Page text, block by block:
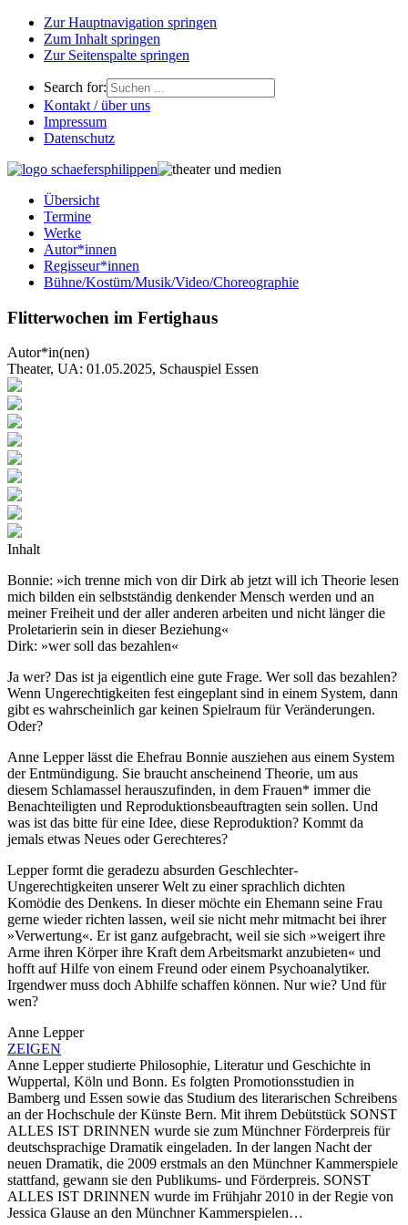
Zur Hauptnavigation springen
Zum Inhalt springen
Zur Seitenspalte springen
Search for:
Kontakt / über uns
Impressum
Datenschutz
Übersicht
Termine
Werke
Autor*innen
Regisseur*innen
Bühne/Kostüm/Musik/Video/Choreographie
Flitterwochen im Fertighaus
Autor*in(nen)
Theater, UA: 01.05.2025, Schauspiel Essen
Inhalt
Bonnie: »ich trenne mich von dir Dirk ab jetzt will ich Theorie lesen
mich bilden ein selbstständig denkender Mensch werden und an
meiner Freiheit und der aller anderen arbeiten und nicht länger die
Proletarierin sein in dieser Beziehung«
Dirk: »wer soll das bezahlen«
Ja wer? Das ist ja eigentlich eine gute Frage. Wer soll das bezahlen?
Wenn Ungerechtigkeiten fest eingeplant sind in einem System, dann
gibt es wahrscheinlich gar keinen Spielraum für Veränderungen.
Oder?
Anne Lepper lässt die Ehefrau Bonnie ausziehen aus einem System
der Entmündigung. Sie braucht anscheinend Theorie, um aus
diesem Schlamassel herauszufinden, in dem Frauen* immer die
Benachteiligten und Reproduktionsbeauftragten sein sollen. Und
was ist das bitte für eine Idee, diese Reproduktion? Kommt da
jemals etwas Neues oder Gerechteres?
Lepper formt die geradezu absurden Geschlechter-
Ungerechtigkeiten unserer Welt zu einer sprachlich dichten
Komödie des Denkens. In dieser möchte ein Ehemann seine Frau
gerne wieder richten lassen, weil sie nicht mehr mitmacht bei ihrer
»Verwertung«. Er ist ganz aufgebracht, weil sie sich »weigert ihre
Arme ihren Körper ihre Kraft dem Arbeitsmarkt anzubieten« und
hofft auf Hilfe von einem Freund oder einem Psychoanalytiker.
Irgendwer muss doch Abhilfe schaffen können. Nur wie? Und für
wen?
Anne Lepper
ZEIGEN
Anne Lepper studierte Philosophie, Literatur und Geschichte in
Wuppertal, Köln und Bonn. Es folgten Promotionsstudien in
Bamberg und Essen sowie das Studium des literarischen Schreibens
an der Hochschule der Künste Bern. Mit ihrem Debütstück SONST
ALLES IST DRINNEN wurde sie zum Münchner Förderpreis für
deutschsprachige Dramatik eingeladen. In der langen Nacht der
neuen Dramatik, die 2009 erstmals an den Münchner Kammerspiele
stattfand, gewann sie den Publikums- und Förderpreis. SONST
ALLES IST DRINNEN wurde im Frühjahr 2010 in der Regie von
Jessica Glause an den Münchner Kammerspielen…